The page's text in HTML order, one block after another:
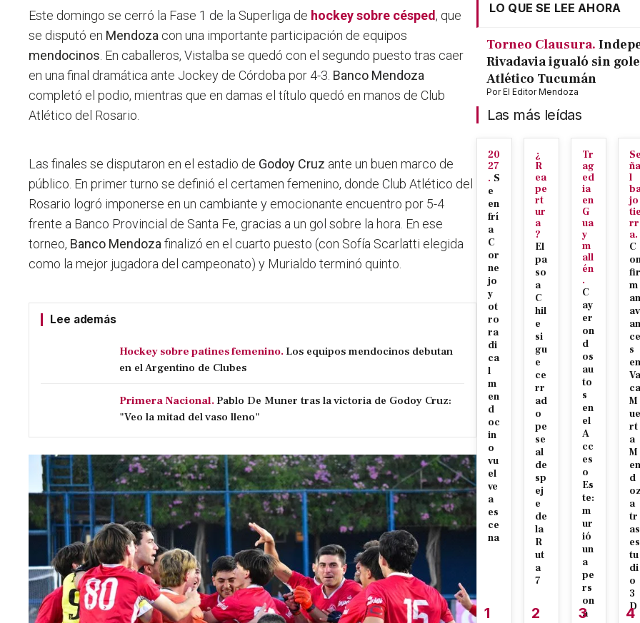
Este domingo se cerró la Fase 1 de la Superliga de hockey sobre césped, que
se disputó en Mendoza con una importante participación de equipos
mendocinos . En caballeros, Vistalba se quedó con el segundo puesto tras caer
en una final dramática ante Jockey de Córdoba por 4-3. Banco Mendoza
completó el podio, mientras que en damas el título quedó en manos de Club
Atlético del Rosario.
Las finales se disputaron en el estadio de Godoy Cruz ante un buen marco de
público. En primer turno se definió el certamen femenino, donde Club Atlético del
Rosario logró imponerse en un cambiante y emocionante encuentro por 5-4
frente a Banco Provincial de Santa Fe, gracias a un gol sobre la hora. En ese
torneo, Banco Mendoza finalizó en el cuarto puesto (con Sofía Scarlatti elegida
como la mejor jugadora del campeonato) y Murialdo terminó quinto.
Lee además
Hockey sobre patines femenino. Los equipos mendocinos debutan
en el Argentino de Clubes
Primera Nacional. Pablo De Muner tras la victoria de Godoy Cruz:
"Veo la mitad del vaso lleno"
LO QUE SE LEE AHORA
Torneo Clausura.
Rivadavia igualó sin
Atlético Tucumán
PorEl Editor Mendoza
Las más leídas
20
27
. S
e
en
frí
a
C
or
ne
jo
y
ot
ro
ra
di
ca
l
m
en
d
oc
in
o
vu
el
ve
a
es
ce
na
1
¿
R
ea
pe
rt
ur
a
?
El
pa
so
a
C
hil
e
si
gu
e
ce
rr
ad
o
pe
se
al
de
sp
ej
e
de
la
R
ut
a
7
2
Tr
ag
ed
ia
en
G
ua
y
m
all
én
.
C
ay
er
on
d
os
au
to
s
en
el
A
cc
es
o
Es
te:
m
ur
ió
un
a
pe
rs
on
a
3
Se
ña
l
jo
tie
rr
a.
C
fir
m
an
av
an
ce
s
en
Va
ca
M
ue
rt
a
M
en
d
oz
a
tr
as
es
tu
di
o
3
D
4